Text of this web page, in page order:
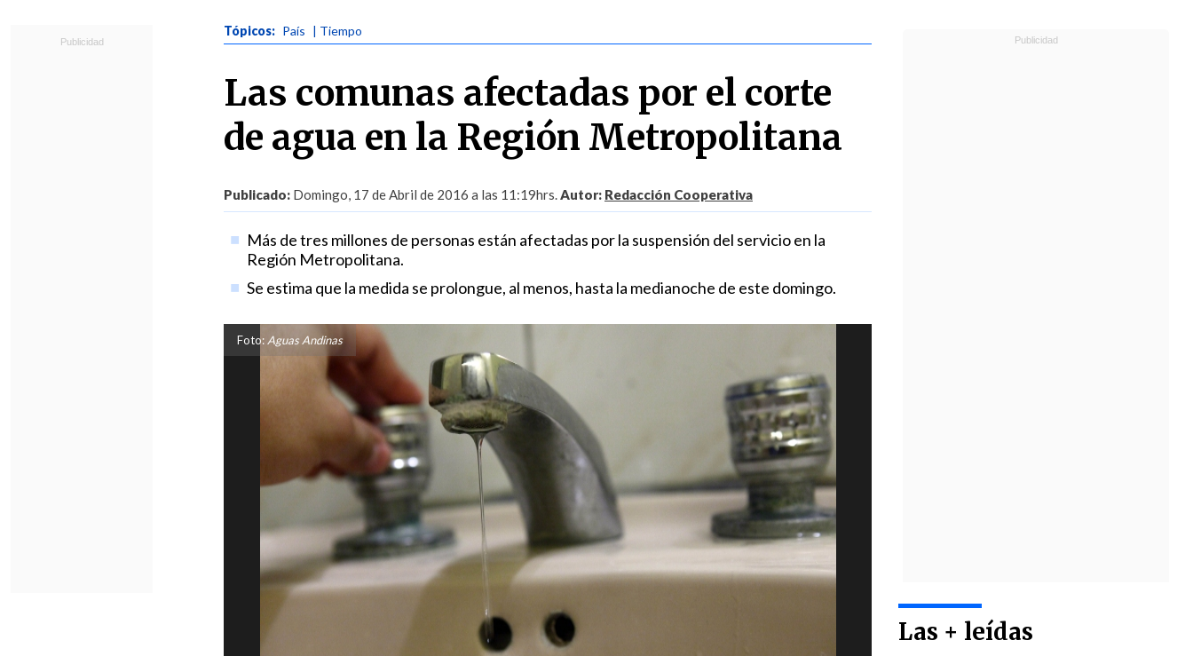
Tópicos: País | Tiempo
Las comunas afectadas por el corte
de agua en la Región Metropolitana
Publicado: Domingo, 17 de Abril de 2016 a las 11:19hrs.Autor: Redacción Cooperativa
Más de tres millones de personas están afectadas por la suspensión del servicio en la
Región Metropolitana.
Se estima que la medida se prolongue, al menos, hasta la medianoche de este domingo.
Foto: Aguas Andinas
Las + leídas